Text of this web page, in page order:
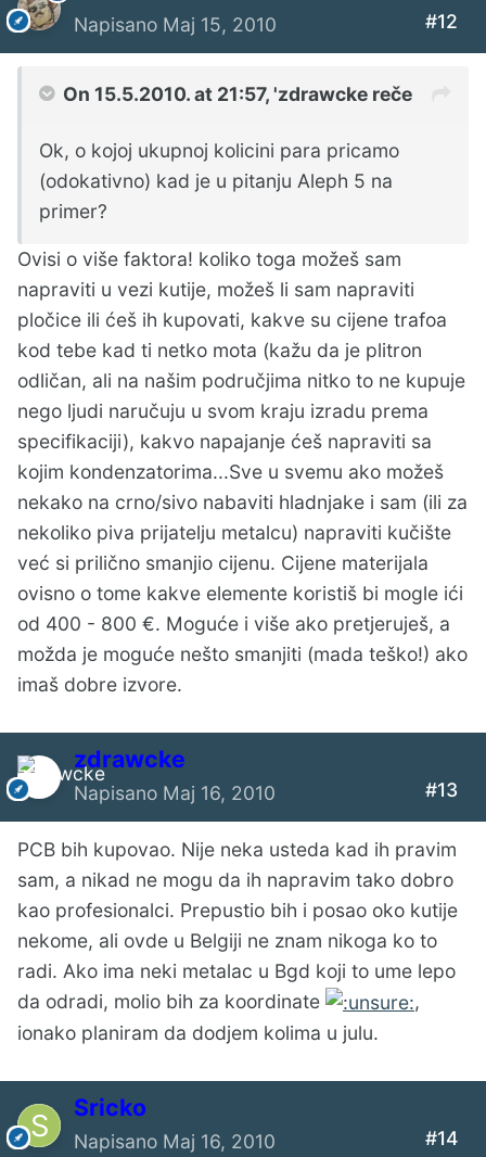
Napisano Maj 15, 2010 #12
On 15.5.2010. at 21:57, 'zdrawcke reče
Ok, o kojoj ukupnoj kolicini para pricamo
(odokativno) kad je u pitanju Aleph 5 na
primer?
Ovisi o više faktora! koliko toga možeš sam
napraviti u vezi kutije, možeš li sam napraviti
pločice ili ćeš ih kupovati, kakve su cijene trafoa
kod tebe kad ti netko mota (kažu da je plitron
odličan, ali na našim područjima nitko to ne kupuje
nego ljudi naručuju u svom kraju izradu prema
specifikaciji), kakvo napajanje ćeš napraviti sa
kojim kondenzatorima...Sve u svemu ako možeš
nekako na crno/sivo nabaviti hladnjake i sam (ili za
nekoliko piva prijatelju metalcu) napraviti kučište
već si prilično smanjio cijenu. Cijene materijala
ovisno o tome kakve elemente koristiš bi mogle ići
od 400 - 800 €. Moguće i više ako pretjeruješ, a
možda je moguće nešto smanjiti (mada teško!) ako
imaš dobre izvore.
zdrawcke
Napisano Maj 16, 2010 #13
PCB bih kupovao. Nije neka usteda kad ih pravim
sam, a nikad ne mogu da ih napravim tako dobro
kao profesionalci. Prepustio bih i posao oko kutije
nekome, ali ovde u Belgiji ne znam nikoga ko to
radi. Ako ima neki metalac u Bgd koji to ume lepo
da odradi, molio bih za koordinate
,
ionako planiram da dodjem kolima u julu.
Sricko
Napisano Maj 16, 2010 #14